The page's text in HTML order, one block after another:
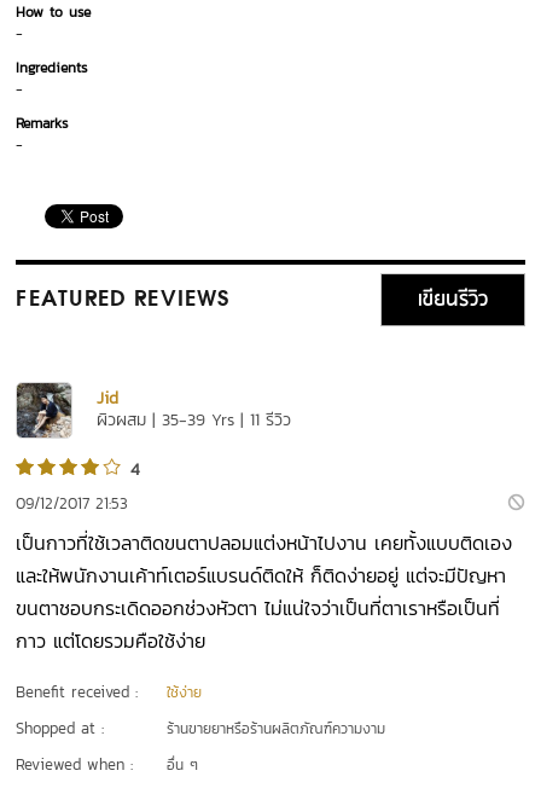
How to use
-
Ingredients
-
Remarks
-
FEATURED REVIEWS เขียนรีวิว
Jid
ผิวผสม | 35-39 Yrs | 11 รีวิว
4
09/12/2017 21:53
เป็นกาวที่ใช้เวลาติดขนตาปลอมแต่งหน้าไปงาน เคยทั้งแบบติดเอง
และให้พนักงานเค้าท์เตอร์แบรนด์ติดให้ ก็ติดง่ายอยู่ แต่จะมีปัญหา
ขนตาชอบกระเดิดออกช่วงหัวตา ไม่แน่ใจว่าเป็นที่ตาเราหรือเป็นที่
กาว แต่โดยรวมคือใช้ง่าย
Benefit received : ใช้ง่าย
Shopped at : ร้านขายยาหรือร้านผลิตภัณฑ์ความงาม
Reviewed when : อื่น ๆ